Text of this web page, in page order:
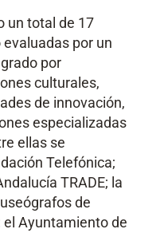
un total de 17
por un
por
culturales,
de innovación,
especializadas
ellas se
Telefónica;
TRADE; la
de
el Ayuntamiento de